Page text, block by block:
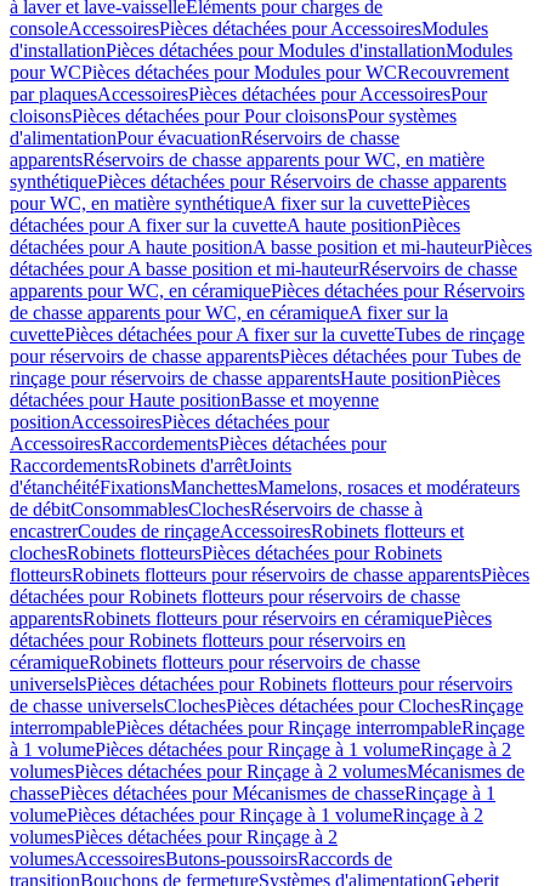
à laver et lave-vaisselleEléments pour charges de
consoleAccessoiresPièces détachées pour AccessoiresModules
d'installationPièces détachées pour Modules d'installationModules
pour WCPièces détachées pour Modules pour WCRecouvrement
par plaquesAccessoiresPièces détachées pour AccessoiresPour
cloisonsPièces détachées pour Pour cloisonsPour systèmes
d'alimentationPour évacuationRéservoirs de chasse
apparentsRéservoirs de chasse apparents pour WC, en matière
synthétiquePièces détachées pour Réservoirs de chasse apparents
pour WC, en matière synthétiqueA fixer sur la cuvettePièces
détachées pour A fixer sur la cuvetteA haute positionPièces
détachées pour A haute positionA basse position et mi-hauteurPièces
détachées pour A basse position et mi-hauteurRéservoirs de chasse
apparents pour WC, en céramiquePièces détachées pour Réservoirs
de chasse apparents pour WC, en céramiqueA fixer sur la
cuvettePièces détachées pour A fixer sur la cuvetteTubes de rinçage
pour réservoirs de chasse apparentsPièces détachées pour Tubes de
rinçage pour réservoirs de chasse apparentsHaute positionPièces
détachées pour Haute positionBasse et moyenne
positionAccessoiresPièces détachées pour
AccessoiresRaccordementsPièces détachées pour
RaccordementsRobinets d'arrêtJoints
d'étanchéitéFixationsManchettesMamelons, rosaces et modérateurs
de débitConsommablesClochesRéservoirs de chasse à
encastrerCoudes de rinçageAccessoiresRobinets flotteurs et
clochesRobinets flotteursPièces détachées pour Robinets
flotteursRobinets flotteurs pour réservoirs de chasse apparentsPièces
détachées pour Robinets flotteurs pour réservoirs de chasse
apparentsRobinets flotteurs pour réservoirs en céramiquePièces
détachées pour Robinets flotteurs pour réservoirs en
céramiqueRobinets flotteurs pour réservoirs de chasse
universelsPièces détachées pour Robinets flotteurs pour réservoirs
de chasse universelsClochesPièces détachées pour ClochesRinçage
interrompablePièces détachées pour Rinçage interrompableRinçage
à 1 volumePièces détachées pour Rinçage à 1 volumeRinçage à 2
volumesPièces détachées pour Rinçage à 2 volumesMécanismes de
chassePièces détachées pour Mécanismes de chasseRinçage à 1
volumePièces détachées pour Rinçage à 1 volumeRinçage à 2
volumesPièces détachées pour Rinçage à 2
volumesAccessoiresButons-poussoirsRaccords de
transitionBouchons de fermetureSystèmes d'alimentationGeberit